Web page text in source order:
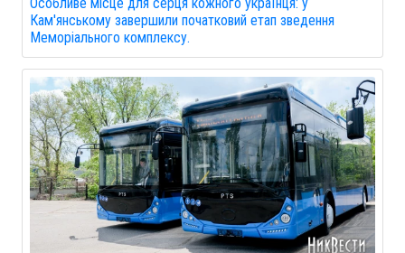
Кам'янському завершили початковий етап зведення
Меморіального комплексу.